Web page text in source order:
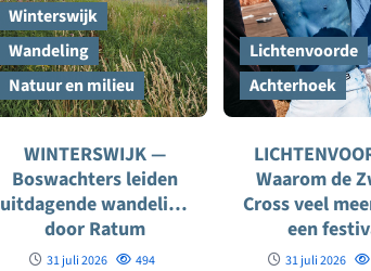
Winterswijk
Wandeling
Natuur en milieu
WINTERSWIJK —
Boswachters leiden
uitdagende wandeling
door Ratum
31 juli 2026 494
Lichtenvoorde
Achterhoek
Waarom de
Cross veel
een
31 juli 2026